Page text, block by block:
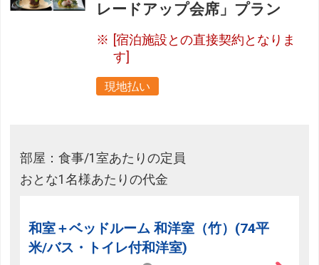
レードアップ会席」プラン
[宿泊施設との直接契約となりま
す]
現地払い
部屋：食事/1室あたりの定員
おとな1名様あたりの代金
和室＋ベッドルーム 和洋室（竹）(74平
米/バス・トイレ付和洋室)